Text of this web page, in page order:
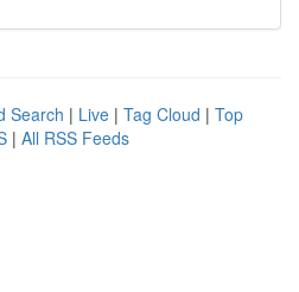
Search | Live | Tag Cloud | Top
| All RSS Feeds